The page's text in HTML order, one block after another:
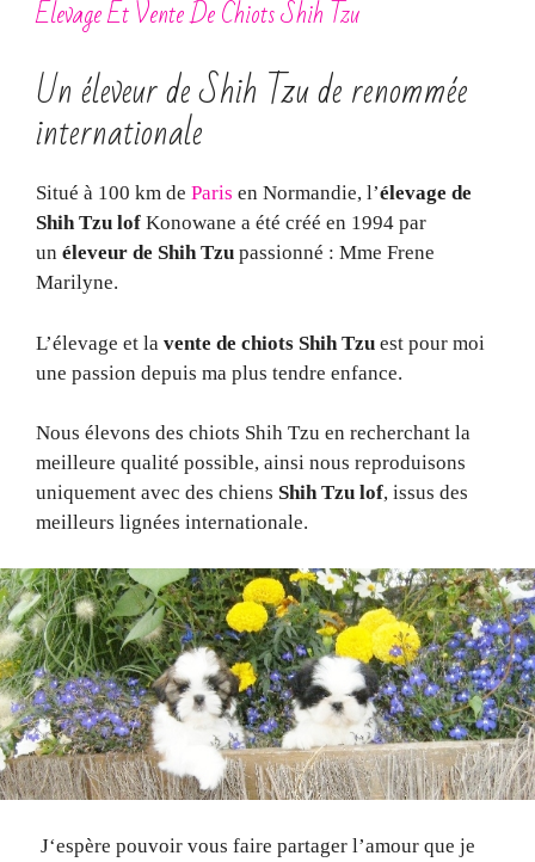
Elevage Et Vente De Chiots Shih Tzu
Un éleveur de Shih Tzu de renommée
internationale
Situé à 100 km de Paris en Normandie, l’élevage de
Shih Tzu lof Konowane a été créé en 1994 par
un éleveur de Shih Tzu passionné : Mme Frene
Marilyne.
L’élevage et la vente de chiots Shih Tzu est pour moi
une passion depuis ma plus tendre enfance.
Nous élevons des chiots Shih Tzu en recherchant la
meilleure qualité possible, ainsi nous reproduisons
uniquement avec des chiens Shih Tzu lof, issus des
meilleurs lignées internationale.
J‘espère pouvoir vous faire partager l’amour que je